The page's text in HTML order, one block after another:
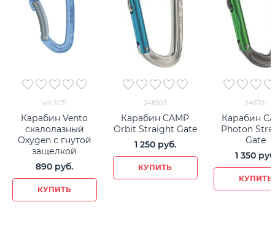
vnt 1071
Карабин Vento
cкалолазный
Oxygen с гнутой
защелкой
890 руб.
КУПИТЬ
248303
Карабин CAMP
Orbit Straight Gate
1 250 руб.
КУПИТЬ
246701
Карабин
Photon
Gate
1 350
КУПИТЬ